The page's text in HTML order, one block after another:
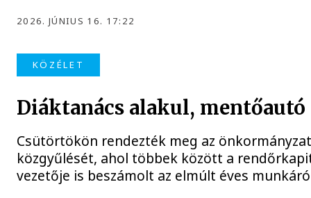
2026. JÚNIUS 16. 17:22
KÖZÉLET
Diáktanács alakul,
Csütörtökön rendezték meg az
közgyűlését, ahol többek között a
vezetője is beszámolt az elmúlt éves